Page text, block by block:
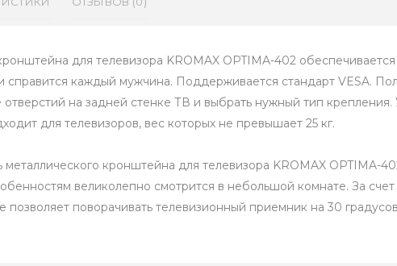
для телевизора KROMAX OPTIMA-402
справится каждый мужчина. Поддерживается стандарт VESA.
отверстий на задней стенке ТВ и выбрать нужный тип крепления.
для телевизоров, вес которых не превышает 25 кг.
кронштейна для телевизора KROMAX OPTIMA-
великолепно смотрится в небольшой комнате. За счет
позволяет поворачивать телевизионный приемник на 30